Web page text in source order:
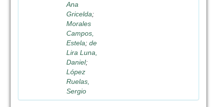
Ana
Gricelda;
Morales
Campos,
Estela; de
Lira Luna,
Daniel;
López
Ruelas,
Sergio